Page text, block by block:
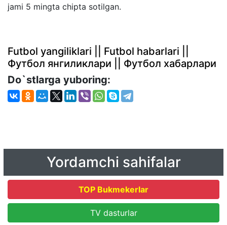
jami 5 mingta chipta sotilgan.
Futbol yangiliklari || Futbol habarlari ||
Футбол янгиликлари || Футбол хабарлари
Do`stlarga yuboring:
Yordamchi sahifalar
TOP Bukmekerlar
TV dasturlar